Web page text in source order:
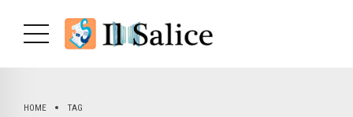
HOME TAG